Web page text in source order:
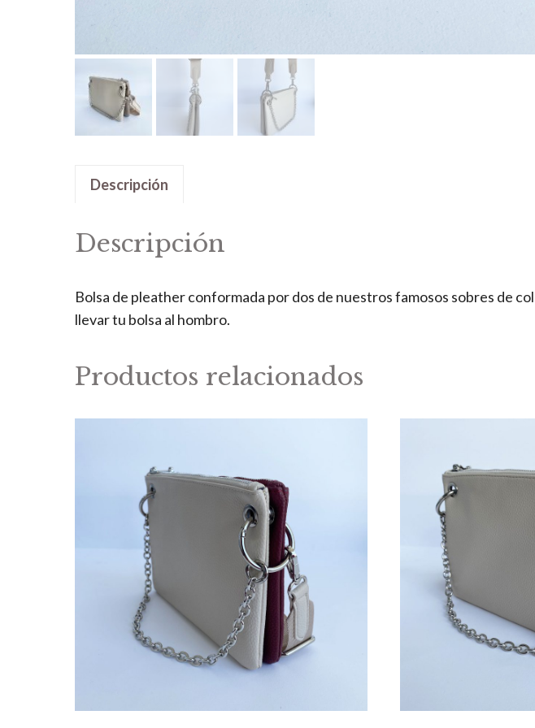
Descripción
Descripción
Bolsa de pleather conformada por dos de nuestros famosos sobres de
llevar tu bolsa al hombro.
Productos relacionados